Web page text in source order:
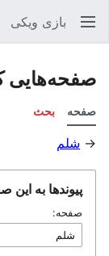
بازی ویکی
صفحه‌هایی
صفحه بحث
→ شلم
پیوندها به این
صفحه: